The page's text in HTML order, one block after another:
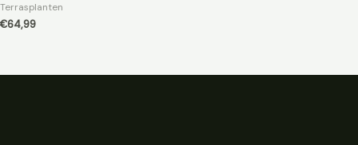
Terrasplanten
€64,99